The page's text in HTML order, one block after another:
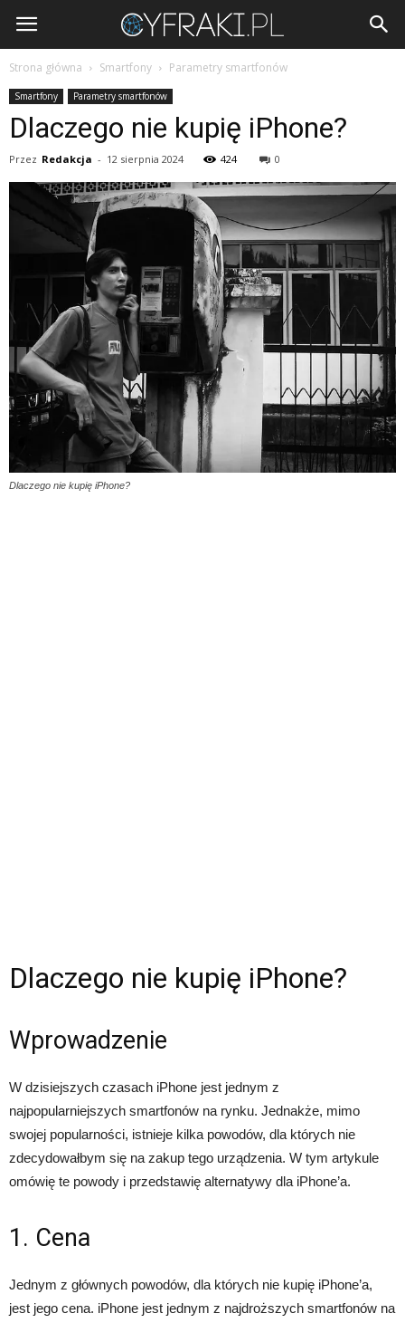
Cyfraki.pl
Strona główna Smartfony Parametry smartfonów
Smartfony Parametry smartfonów
Dlaczego nie kupię iPhone?
Przez Redakcja - 12 sierpnia 2024 424 0
Dlaczego nie kupię iPhone?
Dlaczego nie kupię iPhone?
Wprowadzenie
W dzisiejszych czasach iPhone jest jednym z
najpopularniejszych smartfonów na rynku. Jednakże, mimo
swojej popularności, istnieje kilka powodów, dla których nie
zdecydowałbym się na zakup tego urządzenia. W tym artykule
omówię te powody i przedstawię alternatywy dla iPhone’a.
1. Cena
Jednym z głównych powodów, dla których nie kupię iPhone’a,
jest jego cena. iPhone jest jednym z najdroższych smartfonów na